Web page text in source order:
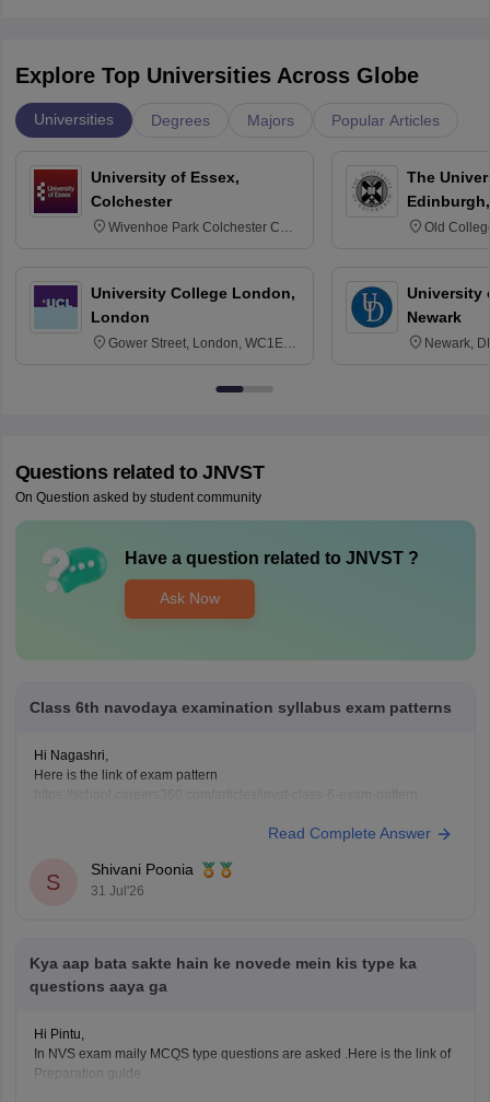
Explore Top Universities Across Globe
Universities Degrees Majors Popular Articles
University of Essex,
Colchester
Wivenhoe Park Colchester CO4
University College London,
London
Gower Street, London, WC1E
The
Old
University
Newark
Newark,
Questions related to JNVST
On Question asked by student community
Have a question related to JNVST?
Ask Now
Class 6th navodaya examination syllabus exam patterns
Hi Nagashri,
Here is the link of exam pattern
Read Complete Answer
S
Shivani Poonia
31 Jul'26
Kya aap bata sakte hain ke novede mein kis type ka
questions aaya ga
Hi Pintu,
In NVS exam maily MCQS type questions are asked .Here is the link of
Preparation guide